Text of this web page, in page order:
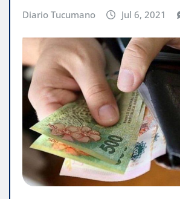
Diario Tucumano Jul 6, 2021